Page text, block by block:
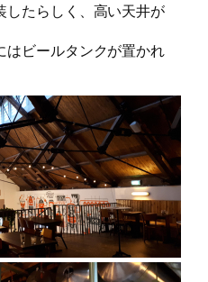
したらしく、高い天井が
はビールタンクが置かれ